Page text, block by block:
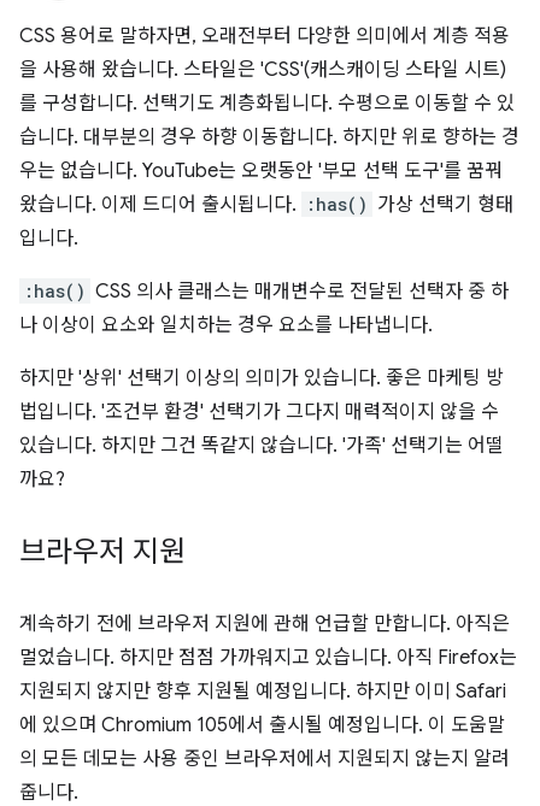
CSS 용어로 말하자면, 오래전부터 다양한 의미에서 계층 적용
을 사용해 왔습니다. 스타일은 'CSS'(캐스캐이딩 스타일 시트)
를 구성합니다. 선택기도 계층화됩니다. 수평으로 이동할 수 있
습니다. 대부분의 경우 하향 이동합니다. 하지만 위로 향하는 경
우는 없습니다. YouTube는 오랫동안 '부모 선택 도구'를 꿈꿔
왔습니다. 이제 드디어 출시됩니다.
:has() 가상 선택기 형태
입니다.
:has() CSS 의사 클래스는 매개변수로 전달된 선택자 중 하
나 이상이 요소와 일치하는 경우 요소를 나타냅니다.
하지만 '상위' 선택기 이상의 의미가 있습니다. 좋은 마케팅 방
법입니다. '조건부 환경' 선택기가 그다지 매력적이지 않을 수
있습니다. 하지만 그건 똑같지 않습니다. '가족' 선택기는 어떨
까요?
브라우저 지원
계속하기 전에 브라우저 지원에 관해 언급할 만합니다. 아직은
멀었습니다. 하지만 점점 가까워지고 있습니다. 아직 Firefox는
지원되지 않지만 향후 지원될 예정입니다. 하지만 이미 Safari
에 있으며 Chromium 105에서 출시될 예정입니다. 이 도움말
의 모든 데모는 사용 중인 브라우저에서 지원되지 않는지 알려
줍니다.